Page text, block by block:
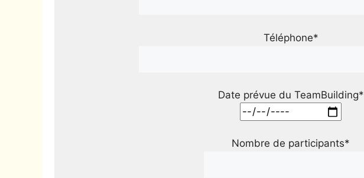
Téléphone*
Date prévue du TeamBuilding*
Nombre de participants*